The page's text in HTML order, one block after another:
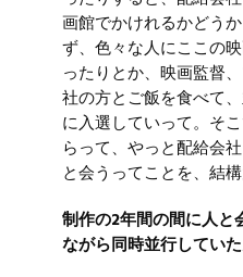
画館でかけれるかどう
ず、色々な人にここの
ったりとか、映画監督
社の方とご飯を食べて
に入選していって。そ
らって、やっと配給会
と会うってことを、結
制作の2年間の間に人と
ながら同時並行してい